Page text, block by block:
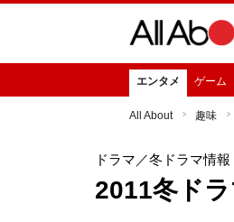
エンタメ ゲーム
All About 趣味
ドラマ ／冬ドラマ情報
2011冬ド